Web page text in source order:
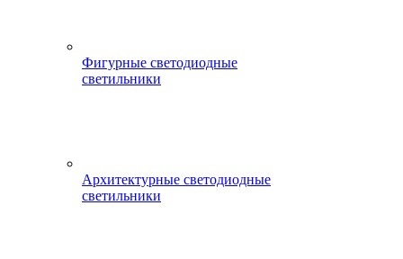
Фигурные светодиодные
светильники
Архитектурные светодиодные
светильники